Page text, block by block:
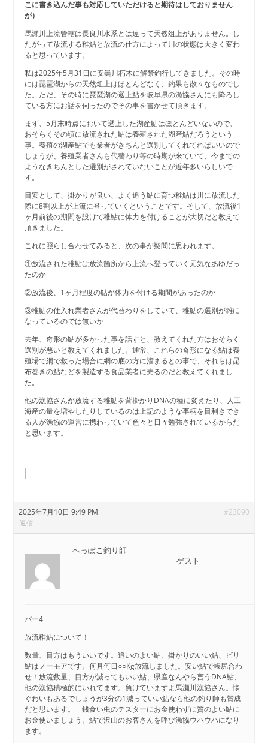
こに書き込んだ事も対応していただけると期待はしておりません
が）
馬瀬川上流管轄は長良川水系とは違って天然俎上がありません。し
たがって放流する稚鮎と放流の仕方によって川の状態は大きく変わ
ると思っています。
私は2025年5月31日に安曇川朽木に解禁釣行してきました。その時
には琵琶湖からの天然俎上はほとんどなく、釣果も散々なものでし
た。ただ、その時に琵琶湖の遡上鮎を岐阜県の漁協さんにも降ろし
ている方にお話を伺ったのでその事を書かせて頂きます。
まず、5月末時点において遡上した湖産鮎はほとんどいないので、
おそらくその頃に放流された鮎は養殖された湖産鮎だろうという
事。養殖の湖産鮎でも業者がきちんと選別してくれてればいいので
しょうが、養殖業者さんも代替わり等の時期が来ていて、今までの
ようなきちんとした選別がされていないことが近年多いらしいで
す。
目安として、掛かりが良い、よく追う鮎に育つ稚鮎は川に放流した
際に8割以上が上流に登っていくということです。そして、放流後1
ヶ月前後の期間を設けて稚鮎に体力を付けることが大切だと教えて
頂きました。
これに照らし合わせてみると、次の事が疑問に思われます。
①放流された稚鮎は放流箇所から上流へ登っていく元気なあゆだっ
たのか
②放流後、1ヶ月程度の鮎が体力を付ける期間があったのか
③稚鮎の仕入れ業者さんが代替わりをしていて、稚鮎の選別が雑に
なっているのでは無いか
去年、奇形の鮎が多かった事を話すと、教えてくれた方はおそらく
選別が悪いと教えてくれました。通常、これらの奇形になる鮎は養
殖場で網で救った場合に網の底の方に溜まるとの事で、それらは昆
布巻きの鮎などを製造する食品業者に売るのだと教えてくれまし
た。
他の漁協さんが放流する稚鮎を背掛かりDNAの種に変えたり、人工
海産の量を増やしたりしているのは上記のような事柄を目利きでき
る人が漁協の運営に携わっていて色々と日々勉強されているからだ
と思います。
2025年7月10日 9:49 PM #23090
返信
へっぽこ釣り師
ゲスト
パー4
放流稚鮎について！
数量、目方はもういいです。追いのよい鮎、掛かりのいい鮎、ビリ
鮎はノーモアです。何月何日○○Kg放流しました。安い鮎で帳尻合わ
せ！放流数量、目方が減ってもいい鮎、県産なんやら言うDNA鮎、
他の漁協積極的にいれてます。負けていますよ馬瀬川漁協さん。懐
ぐわいもあるでしょうが3分の1減っていい鮎なら他の釣り師も賛成
だと思います。 銭食い虫のテスターにお金使わずに質のよい鮎に
お金使いましょう。鮎で沢山のお客さんを呼び漁協ウハウハになり
ます。